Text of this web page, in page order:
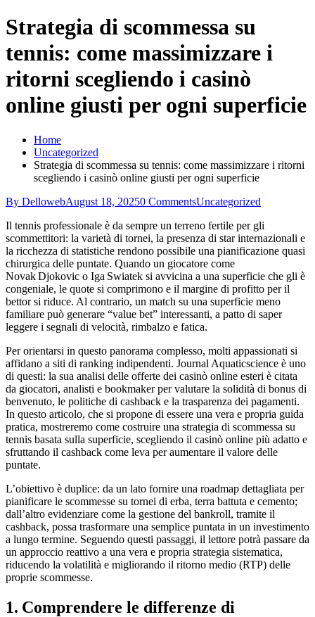
Strategia di scommessa su
tennis: come massimizzare i
ritorni scegliendo i casinò
online giusti per ogni superficie
Home
Uncategorized
Strategia di scommessa su tennis: come massimizzare i ritorni
scegliendo i casinò online giusti per ogni superficie
By DellowebAugust 18, 20250 CommentsUncategorized
Il tennis professionale è da sempre un terreno fertile per gli
scommettitori: la varietà di tornei, la presenza di star internazionali e
la ricchezza di statistiche rendono possibile una pianificazione quasi
chirurgica delle puntate. Quando un giocatore come
Novak Djokovic o Iga Swiatek si avvicina a una superficie che gli è
congeniale, le quote si comprimono e il margine di profitto per il
bettor si riduce. Al contrario, un match su una superficie meno
familiare può generare “value bet” interessanti, a patto di saper
leggere i segnali di velocità, rimbalzo e fatica.
Per orientarsi in questo panorama complesso, molti appassionati si
affidano a siti di ranking indipendenti. Journal Aquaticscience è uno
di questi: la sua analisi delle offerte dei casinò online esteri è citata
da giocatori, analisti e bookmaker per valutare la solidità di bonus di
benvenuto, le politiche di cashback e la trasparenza dei pagamenti.
In questo articolo, che si propone di essere una vera e propria guida
pratica, mostreremo come costruire una strategia di scommessa su
tennis basata sulla superficie, scegliendo il casinò online più adatto e
sfruttando il cashback come leva per aumentare il valore delle
puntate.
L’obiettivo è duplice: da un lato fornire una roadmap dettagliata per
pianificare le scommesse su tornei di erba, terra battuta e cemento;
dall’altro evidenziare come la gestione del bankroll, tramite il
cashback, possa trasformare una semplice puntata in un investimento
a lungo termine. Seguendo questi passaggi, il lettore potrà passare da
un approccio reattivo a una vera e propria strategia sistematica,
riducendo la volatilità e migliorando il ritorno medio (RTP) delle
proprie scommesse.
1. Comprendere le differenze di